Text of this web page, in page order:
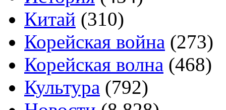
Китай (310)
Корейская война (273)
Корейская волна (468)
Культура (792)